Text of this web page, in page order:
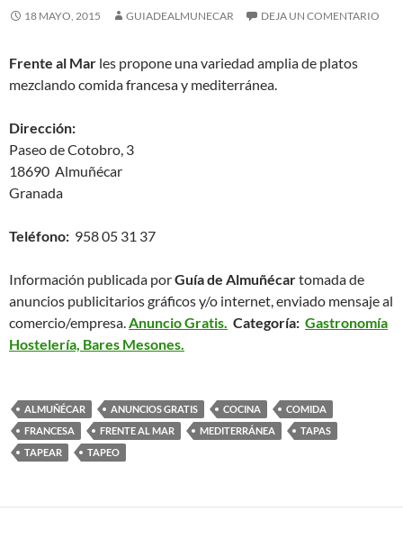
18 MAYO, 2015 GUIADEALMUNECAR DEJA UN COMENTARIO
Frente al Mar les propone una variedad amplia de platos
mezclando comida francesa y mediterránea.
Dirección:
Paseo de Cotobro, 3
18690 Almuñécar
Granada
Teléfono: 958 05 31 37
Información publicada porGuía de Almuñécartomada de
anuncios publicitarios gráficos y/o internet, enviado mensaje al
comercio/empresa. Anuncio Gratis. Categoría: Gastronomía
Hostelería, Bares Mesones.
ALMUÑÉCAR ANUNCIOS GRATIS COCINA
COMIDA
FRANCESA
FRENTE AL MAR MEDITERRÁNEA
TAPAS
TAPEAR
TAPEO